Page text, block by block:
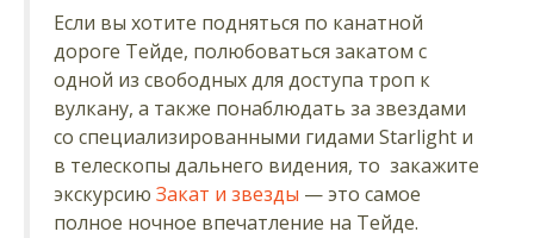
Если вы хотите подняться по канатной
дороге Тейде, полюбоваться закатом с
одной из свободных для доступа троп к
вулкану, а также понаблюдать за звездами
со специализированными гидами Starlight и
в телескопы дальнего видения, то закажите
экскурсию Закат и звезды — это самое
полное ночное впечатление на Тейде.